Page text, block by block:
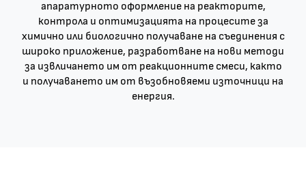
апаратурното оформление на реакторите,
контрола и оптимизацията на процесите за
химично или биологично получаване на съединения с
широко приложение, разработване на нови методи
за извличането им от реакционните смеси, както
и получаването им от възобновяеми източници на
енергия.